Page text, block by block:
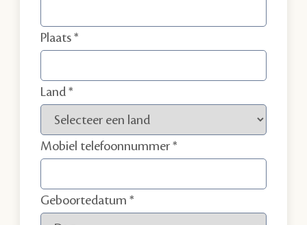
Plaats
Land
Mobiel telefoonnummer
Geboortedatum